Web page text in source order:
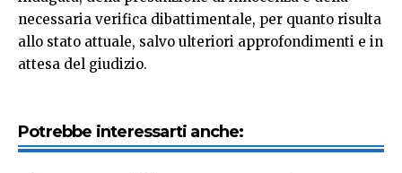
necessaria verifica dibattimentale, per quanto risulta
allo stato attuale, salvo ulteriori approfondimenti e in
attesa del giudizio.
Potrebbe interessarti anche: